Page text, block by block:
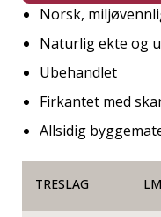
Norsk,
Naturlig ekte og
Ubehandlet
Firkantet med
Allsidig
TRESLAG